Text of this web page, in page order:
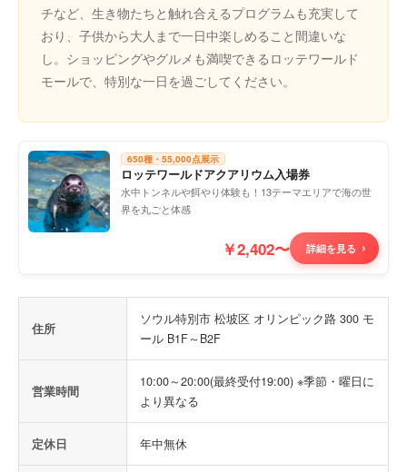
チなど、生き物たちと触れ合えるプログラムも充実して
おり、子供から大人まで一日中楽しめること間違いな
し。ショッピングやグルメも満喫できるロッテワールド
モールで、特別な一日を過ごしてください。
650種・55,000点展示
ロッテワールドアクアリウム入場券
水中トンネルや餌やり体験も！13テーマエリアで海の世
界を丸ごと体感
￥2,402〜 詳細を見る
住所
ソウル特別市 松坡区 オリンピック路 300 モ
ール B1F～B2F
営業時間
10:00～20:00(最終受付19:00) ※季節・曜日に
より異なる
定休日 年中無休